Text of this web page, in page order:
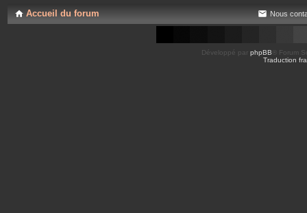
Accueil du forum Nous
Développé par phpBB ® Forum
Traduction